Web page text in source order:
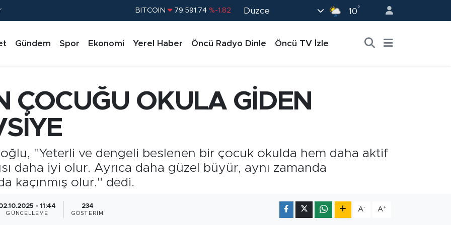
DOLAR 45,43620 %0.02
53,38690
BİST100 14.598,00 %0
Düzce 10°
Gündem Spor Ekonomi Yerel Haber Öncü Radyo Dinle Öncü TV İzle
ÇOCUĞU OKULA GİDEN
"Yeterli ve dengeli beslenen bir çocuk okulda hem daha aktif
daha iyi olur. Ayrıca daha güzel büyür, aynı zamanda
kaçınmış olur." dedi.
- 11:44
GÜNCELLEME
234
GÖSTERIM
A- A+